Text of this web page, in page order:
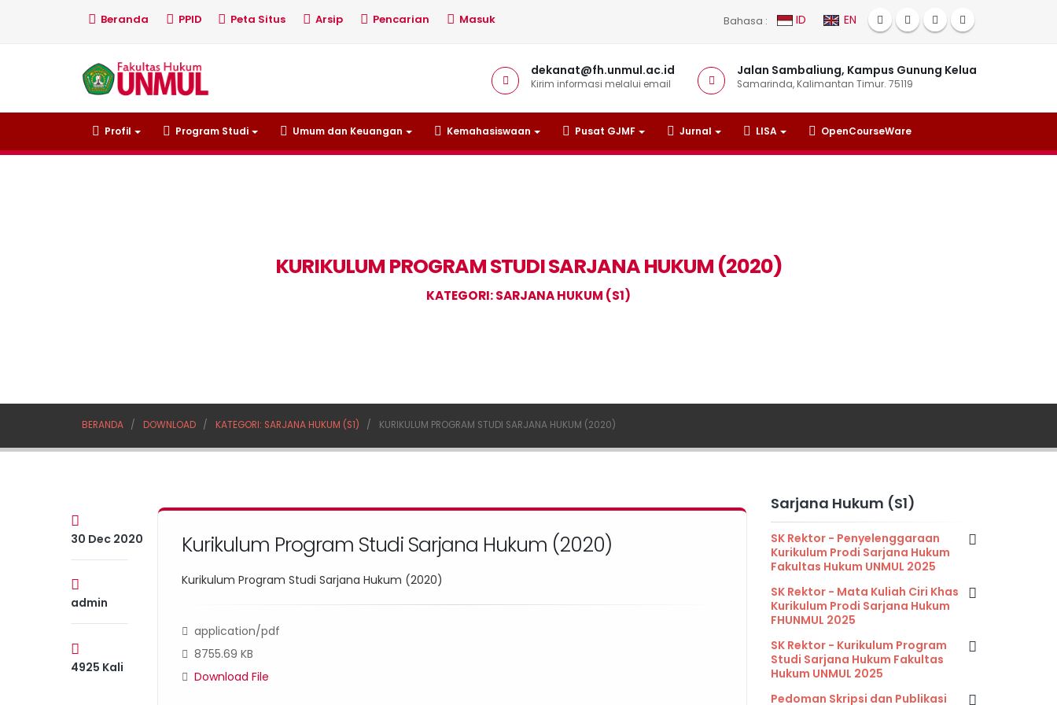
Beranda PPID Peta Situs Arsip Pencarian Masuk Bahasa : ID EN
dekanat@fh.unmul.ac.id
Kirim informasi melalui email
Jalan Sambaliung, Kampus Gunung Kelua
Samarinda, Kalimantan Timur. 75119
Profil Program Studi Umum dan Keuangan Kemahasiswaan Pusat GJMF Jurnal LISA OpenCourseWare
KURIKULUM PROGRAM STUDI SARJANA HUKUM (2020)
KATEGORI: SARJANA HUKUM (S1)
BERANDA DOWNLOAD KATEGORI: SARJANA HUKUM (S1) KURIKULUM PROGRAM STUDI SARJANA HUKUM (2020)
30 Dec 2020
admin
4925 Kali
Kurikulum Program Studi Sarjana Hukum (2020)
Kurikulum Program Studi Sarjana Hukum (2020)
application/pdf
8755.69 KB
Download File
Sarjana Hukum (S1)
SK Rektor - Penyelenggaraan
Kurikulum Prodi Sarjana Hukum
Fakultas Hukum UNMUL 2025
SK Rektor - Mata Kuliah Ciri Khas
Kurikulum Prodi Sarjana Hukum
FHUNMUL 2025
SK Rektor - Kurikulum Program
Studi Sarjana Hukum Fakultas
Hukum UNMUL 2025
Pedoman Skripsi dan Publikasi